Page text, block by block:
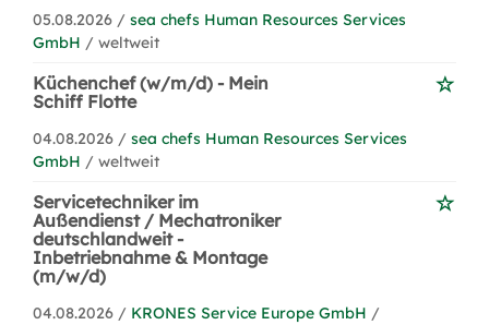
05.08.2026 / sea chefs Human Resources Services
GmbH / weltweit
Küchenchef (w/m/d) - Mein
Schiff Flotte
04.08.2026 / sea chefs Human Resources Services
GmbH / weltweit
Servicetechniker im
Außendienst / Mechatroniker
deutschlandweit -
Inbetriebnahme & Montage
(m/w/d)
04.08.2026 / KRONES Service Europe GmbH /